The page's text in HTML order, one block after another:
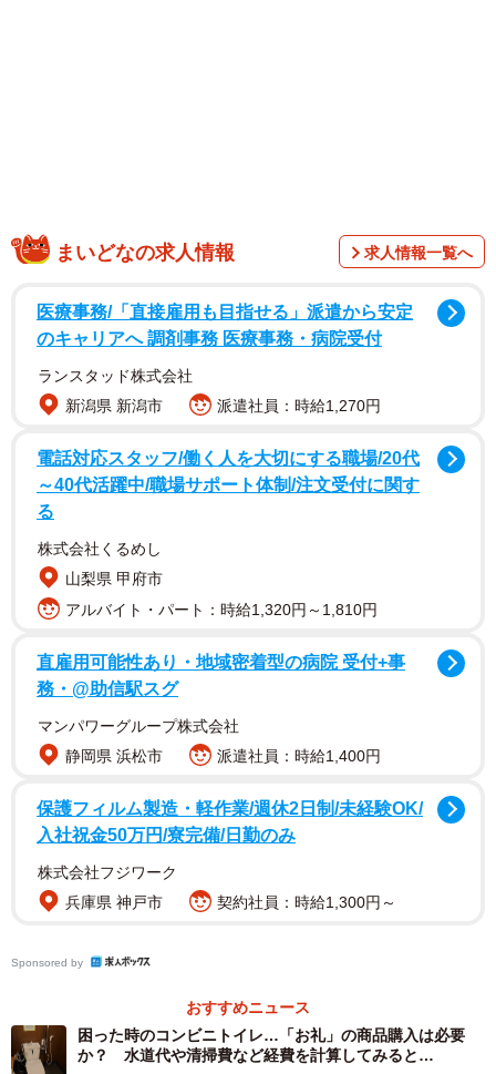
フロントに電話「生理で布団を…スミマセン…」
ある日、ごえたむさんは仕事の都合で大阪のホテルに宿
泊します。朝起きると、予定日よりも早く生理になってい
たため、経血はホテルのパジャマを貫通。シーツや掛け布
団まで赤く染めていました。「マジか…。正直に謝ろ
フロントに電話し事情を説明。するとフロントの女性は
慣れた様子で「かしこまりました。本日出発ですね。その
ままで大丈夫です。清掃の者に伝えておきますね」。
まいどなの求人情報 求人情報一覧へ
医療事務/「直接雇用も目指せる」派遣から安定
のキャリアへ 調剤事務 医療事務・病院受付
ランスタッド株式会社
新潟県 新潟市
派遣社員：時給1,270円
電話対応スタッフ/働く人を大切にする職場/20代
～40代活躍中/職場サポート体制/注文受付に関す
る
株式会社くるめし
山梨県 甲府市
アルバイト・パート：時給1,320円～1,810円
直雇用可能性あり・地域密着型の病院 受付+事
務・@助信駅スグ
マンパワーグループ株式会社
静岡県 浜松市
派遣社員：時給1,400円
保護フィルム製造・軽作業/週休2日制/未経験OK/
入社祝金50万円/寮完備/日勤のみ
株式会社フジワーク
兵庫県 神戸市
契約社員：時給1,300円～
Sponsored by
おすすめニュース
困った時のコンビニトイレ…「お礼」の商品購入は必要
か？ 水道代や清掃費など経費を計算してみると…